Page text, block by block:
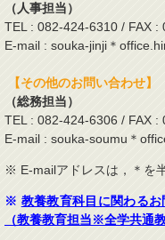
（人事担当）
TEL : 082-424-6310 / FAX :
E-mail : souka-jinji＊
【その他のお問い合わせ】
（総務担当）
TEL : 082-424-6306 / FAX :
E-mail : souka-soumu＊
※ E-mailアドレスは，＊を
※ 教養教育科目に関わる
（教養教育担当※全学共通